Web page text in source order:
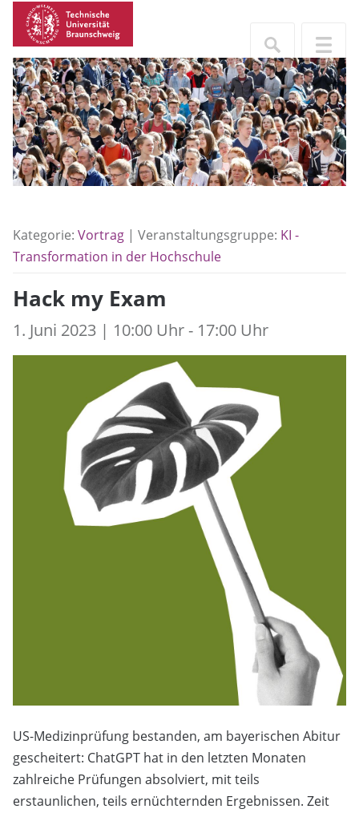
Kategorie: Vortrag | Veranstaltungsgruppe: KI -
Transformation in der Hochschule
Hack my Exam
1. Juni 2023 | 10:00 Uhr - 17:00 Uhr
US-Medizinprüfung bestanden, am bayerischen Abitur
gescheitert: ChatGPT hat in den letzten Monaten
zahlreiche Prüfungen absolviert, mit teils
erstaunlichen, teils ernüchternden Ergebnissen. Zeit